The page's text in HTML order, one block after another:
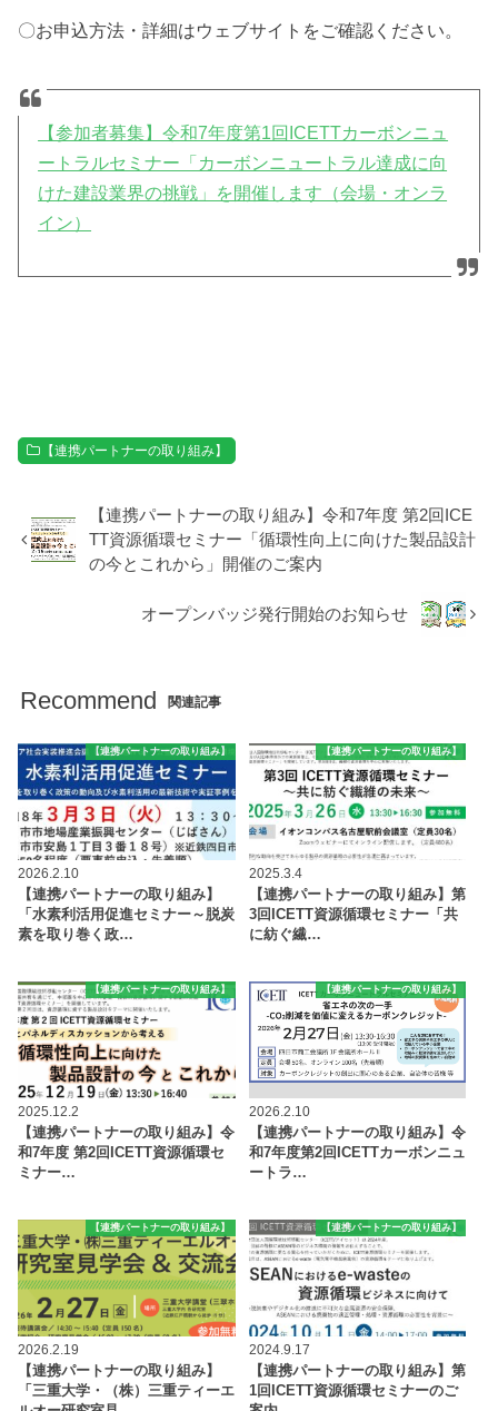
〇お申込方法・詳細はウェブサイトをご確認ください。
【参加者募集】令和7年度第1回ICETTカーボンニュ
ートラルセミナー「カーボンニュートラル達成に向
けた建設業界の挑戦」を開催します（会場・オンラ
イン）
【連携パートナーの取り組み】
【連携パートナーの取り組み】令和7年度 第2回ICE
TT資源循環セミナー「循環性向上に向けた製品設計
の今とこれから」開催のご案内
オープンバッジ発行開始のお知らせ
Recommend 関連記事
【連携パートナーの取り組み】
2026.2.10
【連携パートナーの取り組み】
「水素利活用促進セミナー～脱炭
素を取り巻く政…
【連携パートナーの取り組み】
2025.3.4
【連携パートナーの取り組み】第
3回ICETT資源循環セミナー「共
に紡ぐ繊…
【連携パートナーの取り組み】
2025.12.2
【連携パートナーの取り組み】令
和7年度 第2回ICETT資源循環セ
ミナー…
【連携パートナーの取り組み】
2026.2.10
【連携パートナーの取り組み】令
和7年度第2回ICETTカーボンニュ
ートラ…
【連携パートナーの取り組み】
2026.2.19
【連携パートナーの取り組み】
「三重大学・（株）三重ティーエ
【連携パートナーの取り組み】
2024.9.17
【連携パートナーの取り組み】第
1回ICETT資源循環セミナーのご